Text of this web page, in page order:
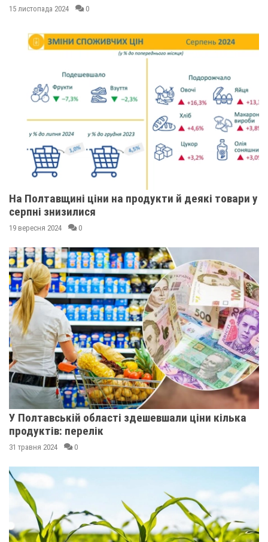
15 листопада 2024 0
На Полтавщині ціни на продукти й деякі товари у
серпні знизилися
19 вересня 2024 0
У Полтавській області здешевшали ціни кілька
продуктів: перелік
31 травня 2024 0